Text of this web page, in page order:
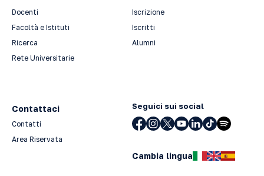
Docenti
Facoltà e Istituti
Ricerca
Rete Universitarie
Iscrizione
Iscritti
Alumni
Contattaci
Contatti
Area Riservata
Seguici sui social
Cambia lingua